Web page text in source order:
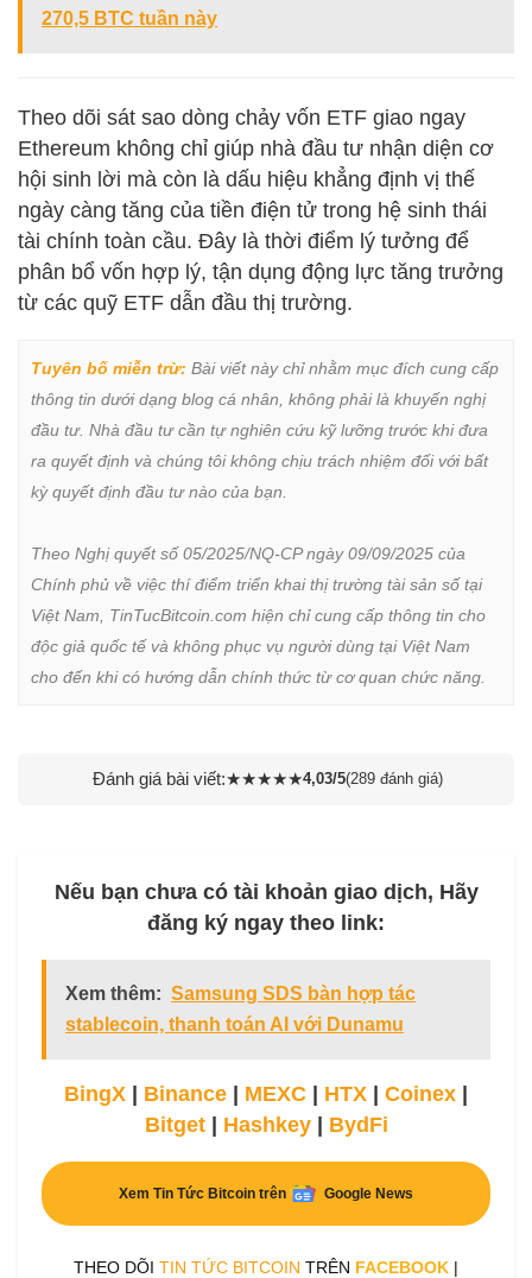
270,5 BTC tuần này
Theo dõi sát sao dòng chảy vốn ETF giao ngay
Ethereum không chỉ giúp nhà đầu tư nhận diện cơ
hội sinh lời mà còn là dấu hiệu khẳng định vị thế
ngày càng tăng của tiền điện tử trong hệ sinh thái
tài chính toàn cầu. Đây là thời điểm lý tưởng để
phân bổ vốn hợp lý, tận dụng động lực tăng trưởng
từ các quỹ ETF dẫn đầu thị trường.
Tuyên bố miễn trừ: Bài viết này chỉ nhằm mục đích cung cấp
thông tin dưới dạng blog cá nhân, không phải là khuyến nghị
đầu tư. Nhà đầu tư cần tự nghiên cứu kỹ lưỡng trước khi đưa
ra quyết định và chúng tôi không chịu trách nhiệm đối với bất
kỳ quyết định đầu tư nào của bạn.
Theo Nghị quyết số 05/2025/NQ-CP ngày 09/09/2025 của
Chính phủ về việc thí điểm triển khai thị trường tài sản số tại
Việt Nam, TinTucBitcoin.com hiện chỉ cung cấp thông tin cho
độc giả quốc tế và không phục vụ người dùng tại Việt Nam
cho đến khi có hướng dẫn chính thức từ cơ quan chức năng.
Đánh giá bài viết:★★★★★4,03/5(289 đánh giá)
Nếu bạn chưa có tài khoản giao dịch, Hãy
đăng ký ngay theo link:
Xem thêm: Samsung SDS bàn hợp tác
stablecoin, thanh toán AI với Dunamu
BingX Binance MEXC HTX Coinex
Bitget| Hashkey| BydFi
Xem Tin Tức Bitcoin trên Google News
THEO DÕI TIN TỨC BITCOIN TRÊN FACEBOOK |